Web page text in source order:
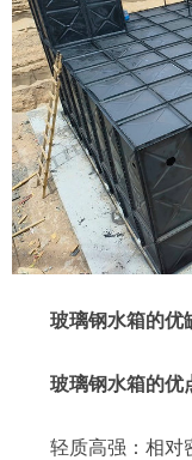
玻璃钢水箱的优
玻璃钢水箱的优
轻质高强：相对